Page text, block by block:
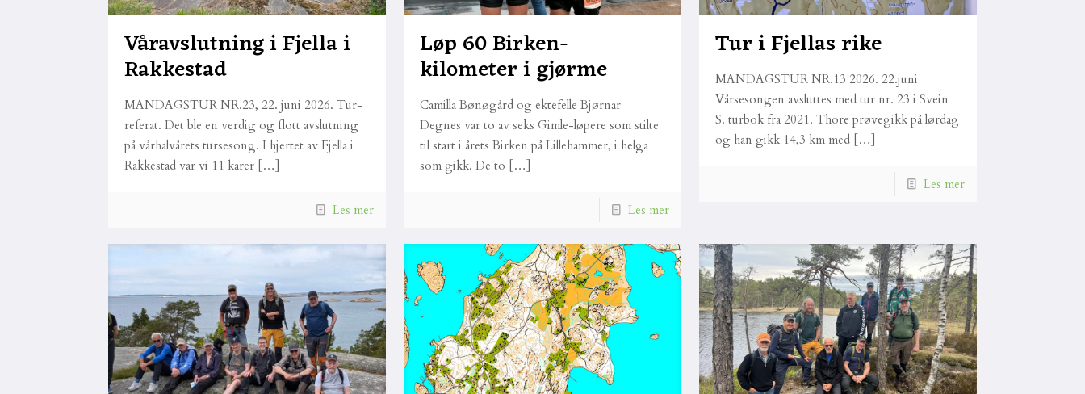
Våravslutning i Fjella i
Rakkestad
MANDAGSTUR NR.23, 22. juni 2026. Tur-
referat. Det ble en verdig og flott avslutning
på vårhalvårets tursesong. I hjertet av Fjella i
Rakkestad var vi 11 karer […]
Les mer
Løp 60 Birken-
kilometer i gjørme
Camilla Bønøgård og ektefelle Bjørnar
Degnes var to av seks Gimle-løpere som stilte
til start i årets Birken på Lillehammer, i helga
som gikk. De to […]
Les mer
Tur i Fjellas rike
MANDAGSTUR NR.13 2026. 22.juni
Vårsesongen avsluttes med tur nr. 23 i Svein
S. turbok fra 2021. Thore prøvegikk på lørdag
og han gikk 14,3 km med[…]
Les mer